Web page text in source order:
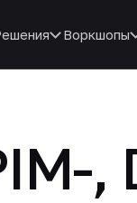
Воркшопы
,